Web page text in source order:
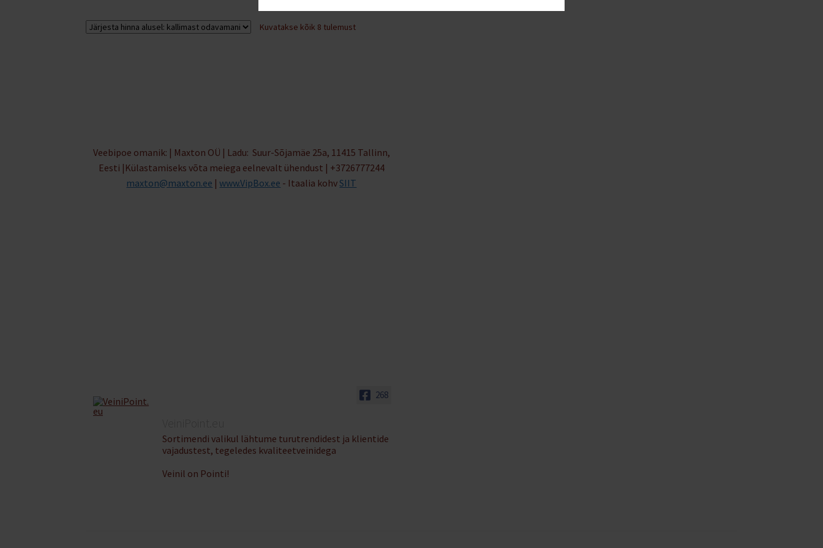
Kuvatakse kõik 8 tulemustSorditud
Veebipoe omanik: | Maxton OÜ | Ladu: Suur-Sõjamäe 25a, 11415 Tallinn,
Eesti |Külastamiseks võta meiega eelnevalt ühendust | +3726777244
maxton@maxton.ee |www.VipBox.ee - Itaalia kohvSIIT
268
Sortimendi valikul lähtume turutrendidest ja klientide
vajadustest, tegeledes kvaliteetveinidega
Veinil on Pointi!